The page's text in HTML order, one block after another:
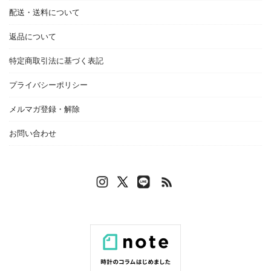
配送・送料について
返品について
特定商取引法に基づく表記
プライバシーポリシー
メルマガ登録・解除
お問い合わせ